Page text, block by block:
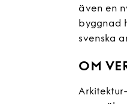
även en
byggnad
svenska
OM